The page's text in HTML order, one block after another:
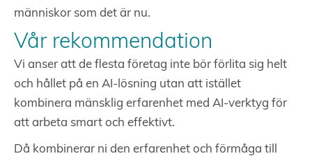
människor som det är nu.
Vår rekommendation
Vi anser att de flesta företag inte bör förlita sig helt
och hållet på en AI-lösning utan att istället
kombinera mänsklig erfarenhet med AI-verktyg för
att arbeta smart och effektivt.
Då kombinerar ni den erfarenhet och förmåga till